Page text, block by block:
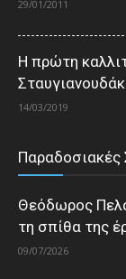
29/01/2011
Η πρώτη
14/03/2019
Παραδοσιακές
Θεόδωρος
τη σπίθα της
09/07/2026